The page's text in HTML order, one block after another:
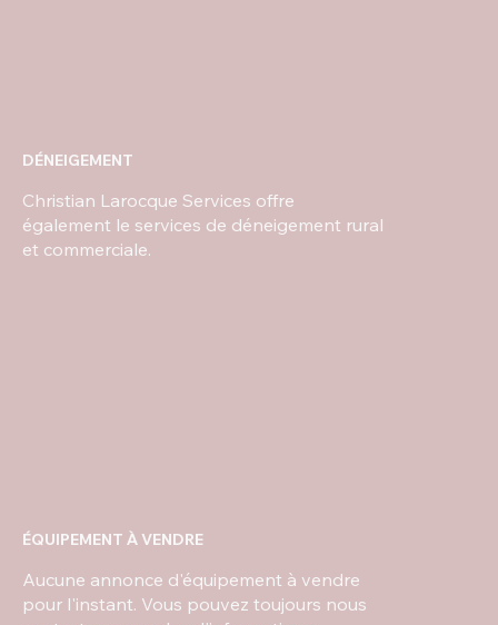
Christian Larocque Services offre
également le services de déneigement rural
et commerciale.
DÉNEIGEMENT
Aucune annonce d'équipement à vendre
pour l'instant. Vous pouvez toujours nous
ÉQUIPEMENT À VENDRE